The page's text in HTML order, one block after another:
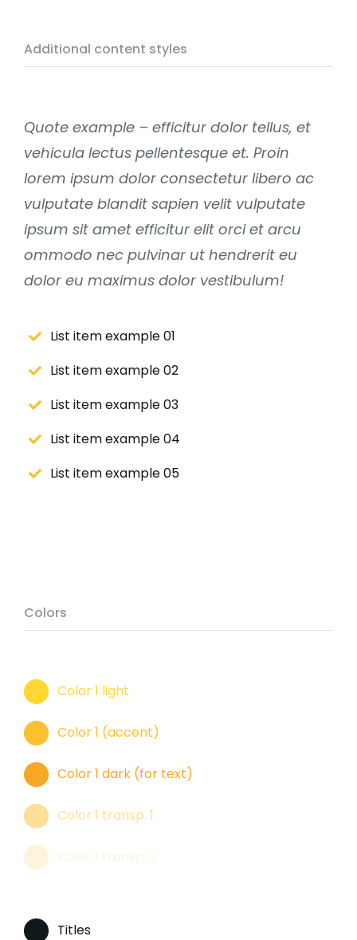
Additional content styles
Quote example – efficitur dolor tellus, et
vehicula lectus pellentesque et. Proin
lorem ipsum dolor consectetur libero ac
vulputate blandit sapien velit vulputate
ipsum sit amet efficitur elit orci et arcu
ommodo nec pulvinar ut hendrerit eu
dolor eu maximus dolor vestibulum!
List item example 01
List item example 02
List item example 03
List item example 04
List item example 05
Colors
Color 1 light
Color 1 (accent)
Color 1 dark (for text)
Color 1 transp. 1
Color 1 transp. 2
Titles